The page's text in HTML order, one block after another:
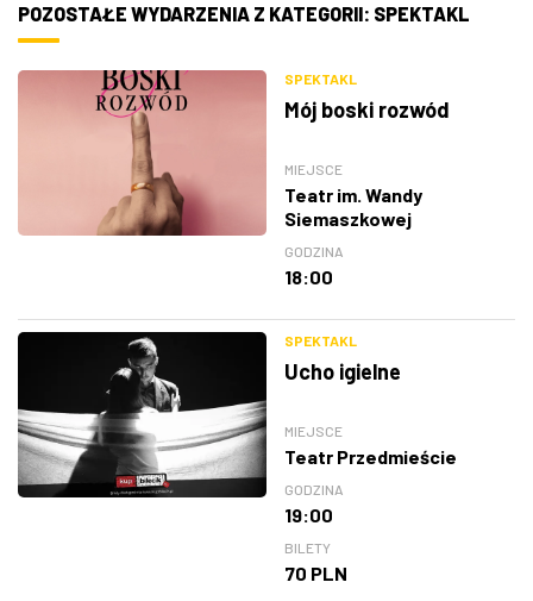
POZOSTAŁE WYDARZENIA Z KATEGORII: SPEKTAKL
SPEKTAKL
Mój boski rozwód
MIEJSCE
Teatr im. Wandy
Siemaszkowej
GODZINA
18:00
SPEKTAKL
Ucho igielne
MIEJSCE
Teatr Przedmieście
GODZINA
19:00
BILETY
70 PLN